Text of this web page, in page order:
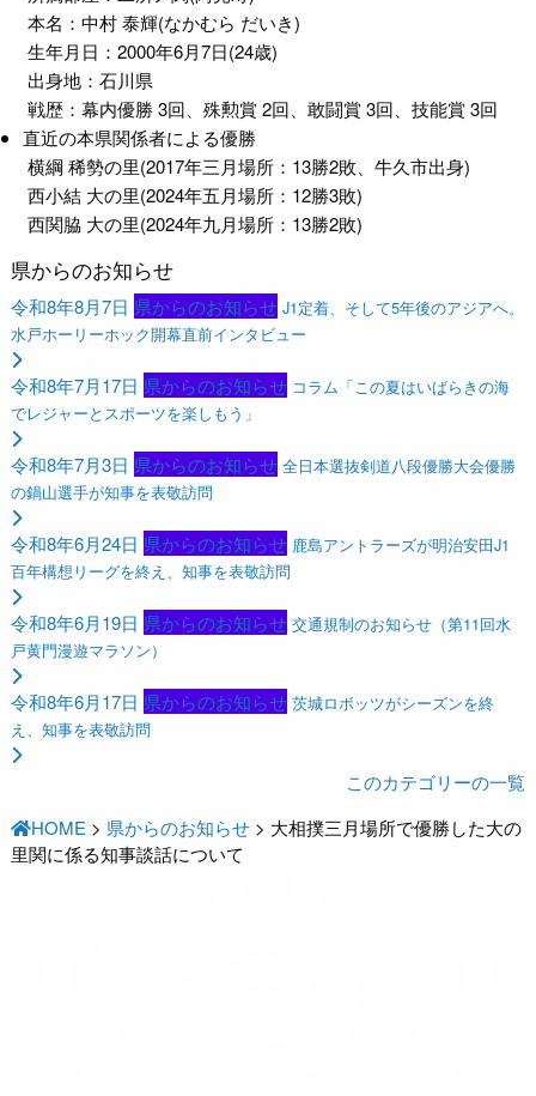
本名：中村 泰輝(なかむら だいき)
生年月日：2000年6月7日(24歳)
出身地：石川県
戦歴：幕内優勝 3回、殊勲賞 2回、敢闘賞 3回、技能賞 3回
直近の本県関係者による優勝
横綱 稀勢の里(2017年三月場所：13勝2敗、牛久市出身)
西小結 大の里(2024年五月場所：12勝3敗)
西関脇 大の里(2024年九月場所：13勝2敗)
県からのお知らせ
令和8年8月7日 県からのお知らせ J1定着、そして5年後のアジアへ。
水戸ホーリーホック開幕直前インタビュー
令和8年7月17日 県からのお知らせ コラム「この夏はいばらきの海
でレジャーとスポーツを楽しもう」
令和8年7月3日 県からのお知らせ 全日本選抜剣道八段優勝大会優勝
の鍋山選手が知事を表敬訪問
令和8年6月24日 県からのお知らせ 鹿島アントラーズが明治安田J1
百年構想リーグを終え、知事を表敬訪問
令和8年6月19日 県からのお知らせ 交通規制のお知らせ（第11回水
戸黄門漫遊マラソン）
令和8年6月17日 県からのお知らせ 茨城ロボッツがシーズンを終
え、知事を表敬訪問
このカテゴリーの一覧
HOME > 県からのお知らせ > 大相撲三月場所で優勝した大の
里関に係る知事談話について